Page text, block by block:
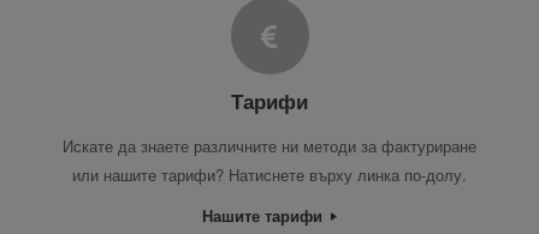
Тарифи
Искате да знаете различните ни методи за фактуриране
или нашите тарифи? Натиснете върху линка по-долу.
Нашите тарифи